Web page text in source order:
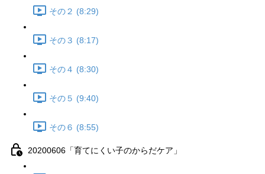
その２ (8:29)
その３ (8:17)
その４ (8:30)
その５ (9:40)
その６ (8:55)
20200606「育てにくい子のからだケア」